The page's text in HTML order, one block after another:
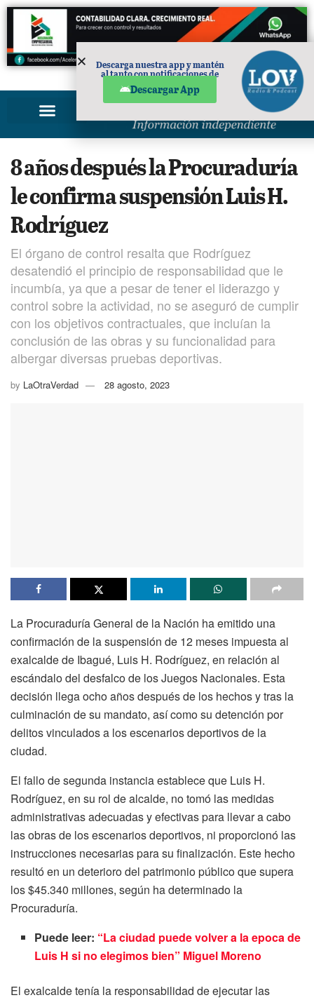
PUBLICIDAD
8 años después la Procuraduría
le confirma suspensión Luis H.
Rodríguez
El órgano de control resalta que Rodríguez
desatendió el principio de responsabilidad que le
incumbía, ya que a pesar de tener el liderazgo y
control sobre la actividad, no se aseguró de cumplir
con los objetivos contractuales, que incluían la
conclusión de las obras y su funcionalidad para
albergar diversas pruebas deportivas.
by LaOtraVerdad 28 agosto, 2023
La Procuraduría General de la Nación ha emitido una
confirmación de la suspensión de 12 meses impuesta al
exalcalde de Ibagué, Luis H. Rodríguez, en relación al
escándalo del desfalco de los Juegos Nacionales. Esta
decisión llega ocho años después de los hechos y tras la
culminación de su mandato, así como su detención por
delitos vinculados a los escenarios deportivos de la
ciudad.
El fallo de segunda instancia establece que Luis H.
Rodríguez, en su rol de alcalde, no tomó las medidas
administrativas adecuadas y efectivas para llevar a cabo
las obras de los escenarios deportivos, ni proporcionó las
instrucciones necesarias para su finalización. Este hecho
resultó en un deterioro del patrimonio público que supera
los $45.340 millones, según ha determinado la
Procuraduría.
Puede leer: “La ciudad puede volver a la epoca de
Luis H si no elegimos bien” Miguel Moreno
El exalcalde tenía la responsabilidad de ejecutar las
Descarga nuestra app y mantén
al tanto con notificaciones de
Descargar App